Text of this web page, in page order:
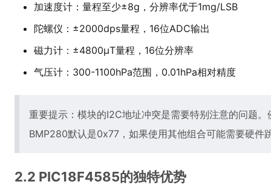
加速度计：量程至少±8g，分辨率优于1mg/LSB
陀螺仪：±2000dps量程，16位ADC输出
磁力计：±4800μT量程，16位分辨率
气压计：300-1100hPa范围，0.01hPa相对精度
重要提示：模块的I2C地址冲突是需要特别注意的问题
BMP280默认是0x77，如果使用其他组合可能需要硬件
2.2 PIC18F4585的独特优势